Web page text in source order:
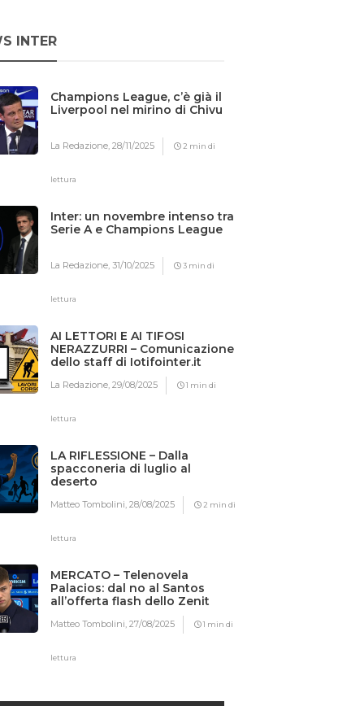
INTER
Champions League, c’è già il
Liverpool nel mirino di Chivu
La Redazione,28/11/2025 2 min di
lettura
Inter: un novembre intenso tra
Serie A e Champions League
La Redazione,31/10/2025 3 min di
lettura
AI LETTORI E AI TIFOSI
NERAZZURRI – Comunicazione
dello staff di Iotifointer.it
La Redazione,29/08/2025 1 min di
lettura
LA RIFLESSIONE – Dalla
spacconeria di luglio al
deserto
Matteo Tombolini,28/08/2025 2 min di
lettura
MERCATO – Telenovela
Palacios: dal no al Santos
all’offerta flash dello Zenit
Matteo Tombolini,27/08/2025 1 min di
lettura